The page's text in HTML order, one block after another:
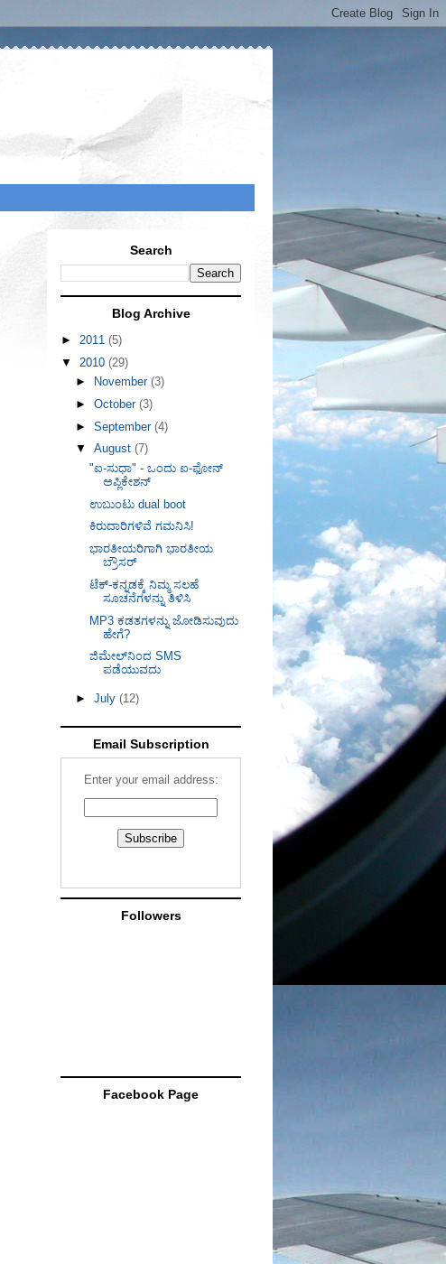
Search
Blog Archive
► 2011 (5)
▼ 2010 (29)
►
November (3)
► October (3)
► September (4)
▼ August (7)
"ಐ-ಸುಧಾ" - ಒಂದು ಐ-ಫೋನ್
ಅಪ್ಲಿಕೇಶನ್
ಉಬುಂಟು dual boot
ಕಿರುದಾರಿಗಳಿವೆ ಗಮನಿಸಿ!
ಭಾರತೀಯರಿಗಾಗಿ ಭಾರತೀಯ
ಬ್ರೌಸರ್
ಟೆಕ್-ಕನ್ನಡಕ್ಕೆ ನಿಮ್ಮ ಸಲಹೆ
ಸೂಚನೆಗಳನ್ನು ತಿಳಿಸಿ
MP3 ಕಡತಗಳನ್ನು ಜೋಡಿಸುವುದು
ಹೇಗೆ?
ಜಿಮೇಲ್‌ನಿಂದ SMS
ಪಡೆಯುವದು
► July (12)
Email Subscription
Enter your email address:
Followers
Facebook Page